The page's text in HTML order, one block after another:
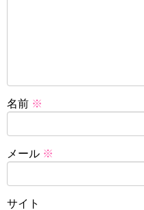
名前 ※
メール ※
サイト